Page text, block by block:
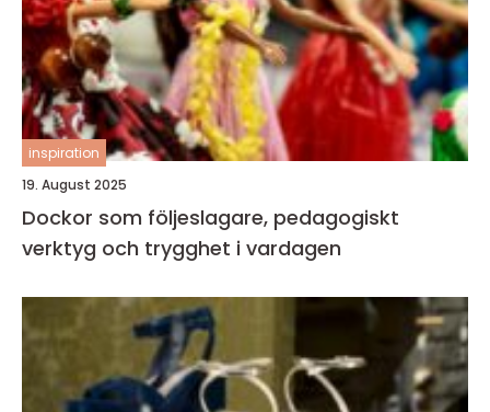
inspiration
19. August 2025
Dockor som följeslagare, pedagogiskt
verktyg och trygghet i vardagen